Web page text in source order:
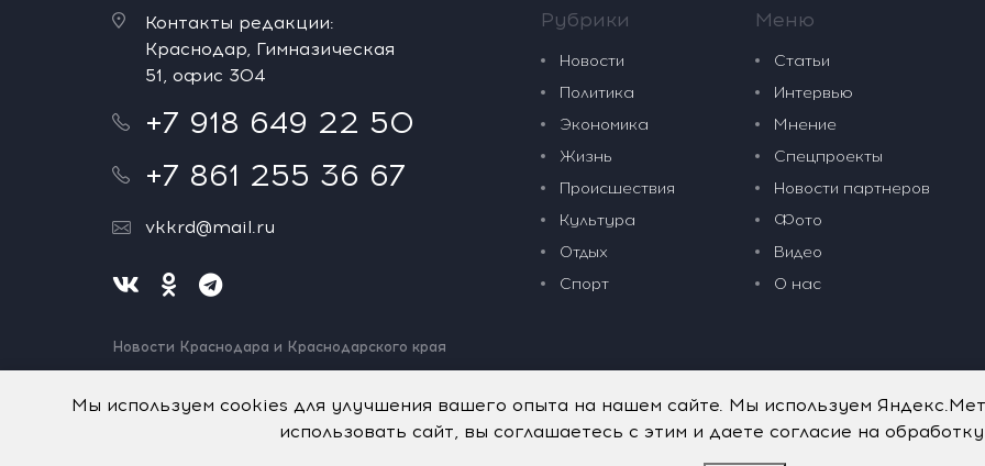
Контакты редакции:
Краснодар, Гимназическая
51, офис 304
+7 918 649 22 50
+7 861 255 36 67
vkkrd@mail.ru
Новости Краснодара и Краснодарского края
Нашли ошибку? Выделите и нажмите Ctrl+Enter.
Рубрики
Новости
Политика
Экономика
Жизнь
Происшествия
Культура
Отдых
Спорт
Меню
Статьи
Интервью
Мнение
Спецпроекты
Новости партнеров
Фото
Видео
О нас
Мы используем cookies для улучшения вашего опыта на нашем сайте. Мы используем
использовать сайт, вы соглашаетесь с этим и даете согласие на